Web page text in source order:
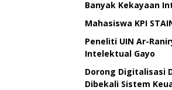
Banyak Kekayaan
Mahasiswa KPI
Peneliti UIN Ar-
Intelektual Gayo
Dorong Digitalisasi
Dibekali Sistem